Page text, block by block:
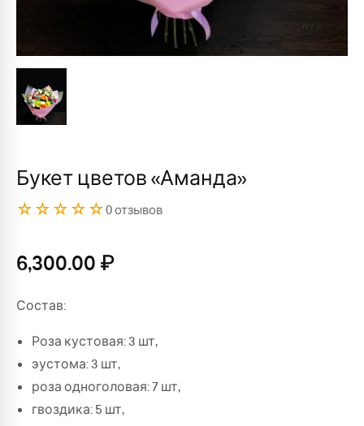
Букет цветов «Аманда»
☆☆☆☆☆0 отзывов
6,300.00 ₽
Состав:
Роза кустовая: 3 шт,
эустома: 3 шт,
роза одноголовая: 7 шт,
гвоздика: 5 шт,